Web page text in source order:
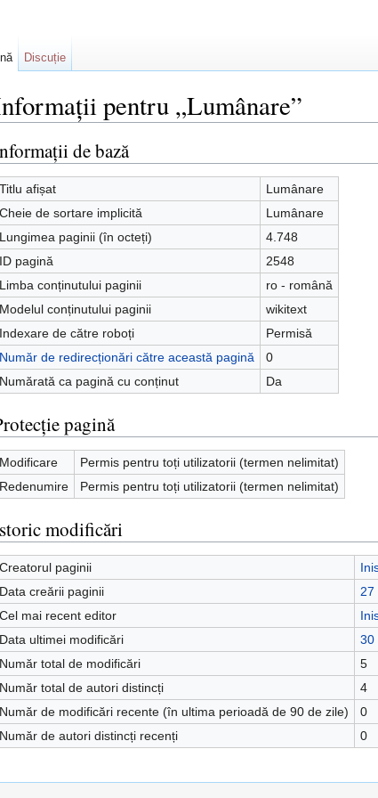
pentru „Lumânare”
de bază
Titlu afișat
Lumânare
Cheie de sortare implicită
Lumânare
Lungimea paginii (în octeți)
4.748
ID pagină
2548
Limba conținutului paginii
ro - română
Modelul conținutului paginii
wikitext
Indexare de către roboți
Permisă
Număr de redirecționări către această pagină
0
Numărată ca pagină cu conținut
Da
pagină
Modificare
Permis pentru toți utilizatorii (termen nelimitat)
Redenumire
Permis pentru toți utilizatorii (termen nelimitat)
modificări
Creatorul paginii
Data creării paginii
27
Cel mai recent editor
Data ultimei modificări
30
Număr total de modificări
5
Număr total de autori distincți
4
Număr de modificări recente (în ultima perioadă de 90 de zile)
0
Număr de autori distincți recenți
0
Discuție